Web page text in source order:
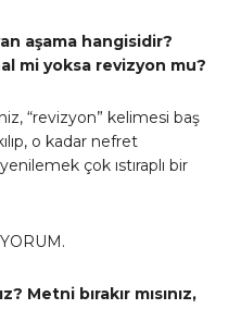
aşama hangisidir?
mi yoksa revizyon mu?
“revizyon” kelimesi baş
o kadar nefret
çok ıstıraplı bir
Metni bırakır mısınız,